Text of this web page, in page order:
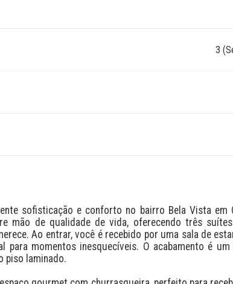
3
sofisticação e conforto no bairro Bela Vista em
mão de qualidade de vida, oferecendo três
Ao entrar, você é recebido por uma sala de
momentos inesquecíveis. O acabamento é
piso laminado.